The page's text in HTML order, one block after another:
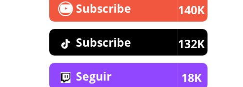
Subscribe 140K
Subscribe 132K
Seguir 18K